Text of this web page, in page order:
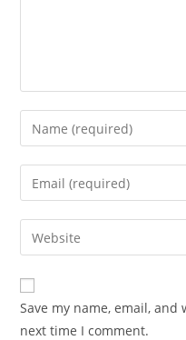
Enter
your
name
comment
Enter
your
email
address
comment
Enter
your
website
URL
(optional)
Save my name, email,
next time I comment.